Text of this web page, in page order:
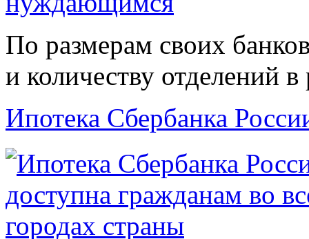
По размерам своих
и количеству отделений
Ипотека Сбербанка